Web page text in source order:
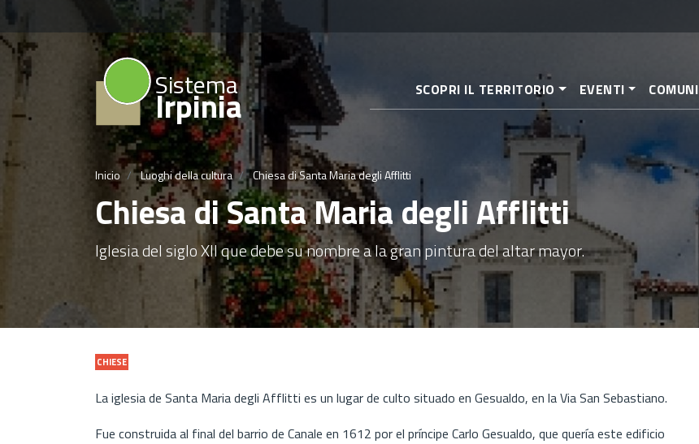
al
Sistema
Irpinia SCOPRI IL TERRITORIO EVENTI COMUNI
Inicio Luoghi della cultura Chiesa di Santa Maria degli Afflitti
Chiesa di Santa Maria degli Afflitti
Iglesia del siglo XII que debe su nombre a la gran pintura del altar mayor.
CHIESE
La iglesia de Santa Maria degli Afflitti es un lugar de culto situado en Gesualdo, en la Via San Sebastiano.
Fue construida al final del barrio de Canale en 1612 por el príncipe Carlo Gesualdo, que quería este edificio